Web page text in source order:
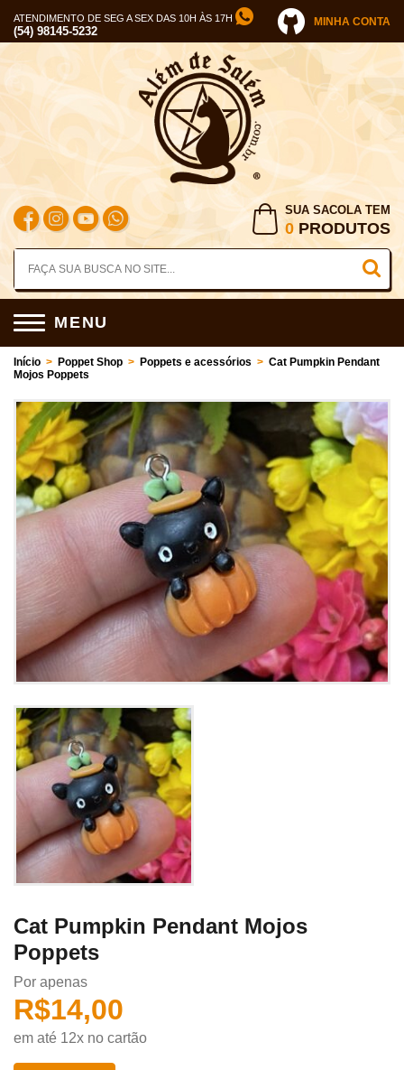
ATENDIMENTO DE SEG A SEX DAS 10H ÀS 17H
(54) 98145-5232
MINHA CONTA
SUA SACOLA TEM
0 PRODUTOS
MENU
Início > Poppet Shop > Poppets e acessórios > Cat Pumpkin Pendant
Mojos Poppets
Cat Pumpkin Pendant Mojos
Poppets
Por apenas
R$14,00
em até 12x no cartão